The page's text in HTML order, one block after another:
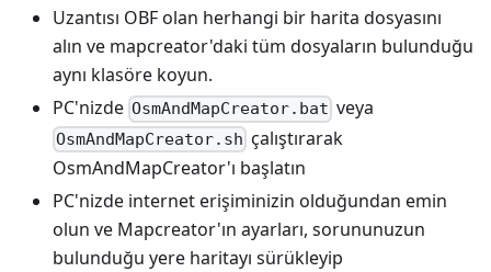
Uzantısı OBF olan herhangi bir harita dosyasını
alın ve mapcreator'daki tüm dosyaların bulunduğu
aynı klasöre koyun.
PC'nizde OsmAndMapCreator.bat veya
OsmAndMapCreator.sh çalıştırarak
OsmAndMapCreator'ı başlatın
PC'nizde internet erişiminizin olduğundan emin
olun ve Mapcreator'ın ayarları, sorununuzun
bulunduğu yere haritayı sürükleyip